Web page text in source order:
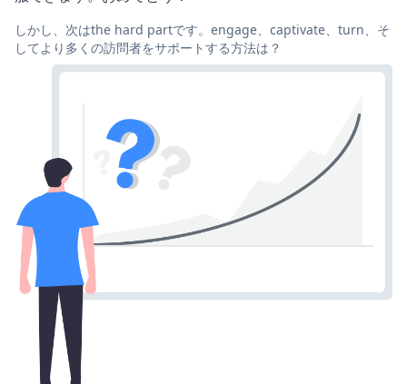
しかし、次はthe hard partです。engage、captivate、turn、そ
してより多くの訪問者をサポートする方法は？